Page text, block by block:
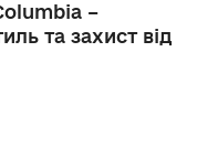
–
та захист від